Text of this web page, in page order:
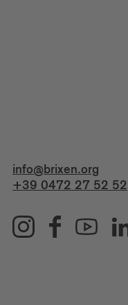
info@brixen.org
+39 0472 27 52 52